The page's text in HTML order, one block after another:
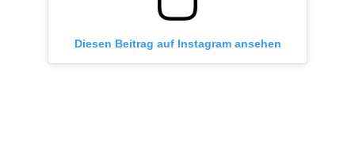
Diesen Beitrag auf Instagram ansehen